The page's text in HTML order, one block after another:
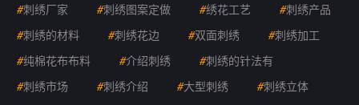
#刺绣厂家 #刺绣图案定做 #绣花工艺 #刺绣产品
#刺绣的材料 #刺绣花边 #双面刺绣 #刺绣加工
#纯棉花布布料 #介绍刺绣 #刺绣的针法有
#刺绣市场 #刺绣介绍 #大型刺绣 #刺绣立体